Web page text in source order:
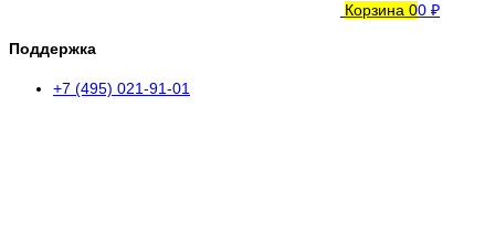
Корзина 00 ₽
Поддержка
+7 (495) 021-91-01